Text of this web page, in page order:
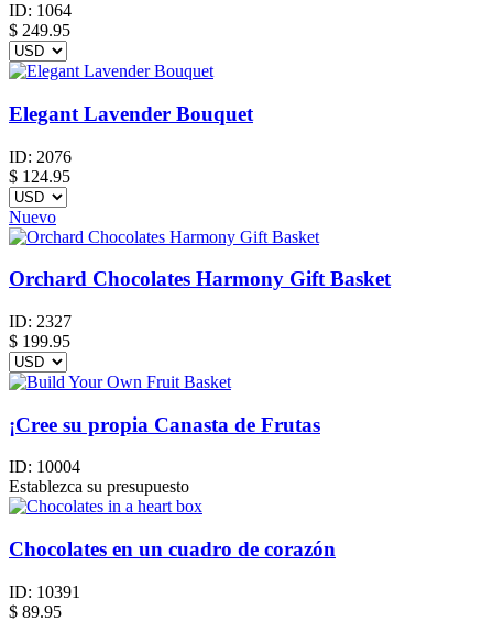
ID: 1064
$ 249.95
Elegant Lavender Bouquet
ID: 2076
$ 124.95
Nuevo
Orchard Chocolates Harmony Gift Basket
ID: 2327
$ 199.95
¡Cree su propia Canasta de Frutas
ID: 10004
Establezca su presupuesto
Chocolates en un cuadro de corazón
ID: 10391
$ 89.95